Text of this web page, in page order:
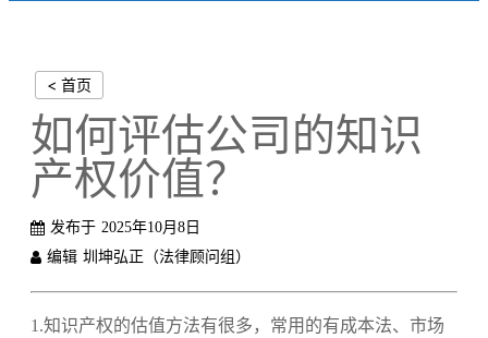
< 首页
如何评估公司的知识
产权价值？
发布于 2025年10月8日
编辑 圳坤弘正（法律顾问组）
1.知识产权的估值方法有很多，常用的有成本法、市场